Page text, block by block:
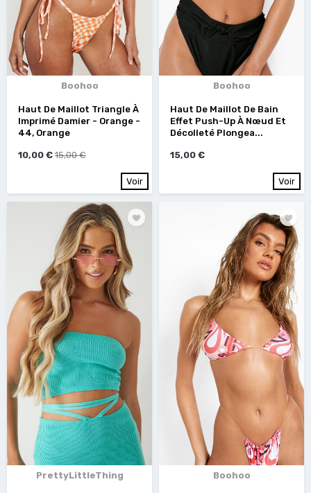
Boohoo
Haut De Maillot Triangle À
Imprimé Damier - Orange -
44, Orange
10,00 € 15,00 €
Voir
Boohoo
Haut De Maillot De Bain
Effet Push-Up À Nœud Et
Décolleté Plongea...
15,00 €
Voir
PrettyLittleThing Boohoo